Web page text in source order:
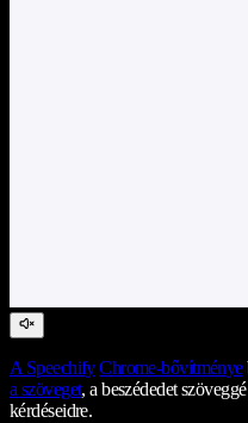
A Speechify Chrome-bővítménye
a szöveget, a beszédedet
kérdéseidre.